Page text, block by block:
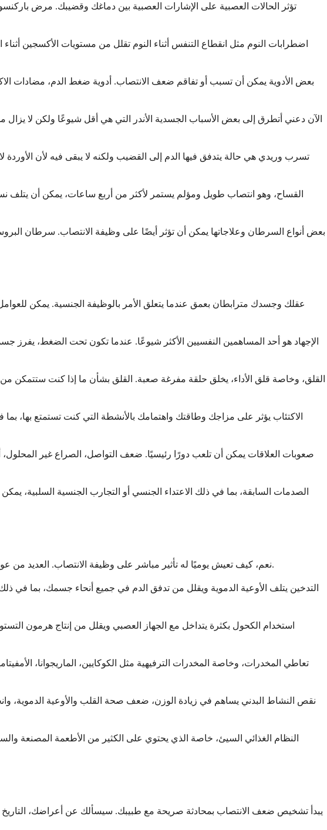
تؤثر الحالات العصبية على الإشارات العصبية بين دماغك وقضيبك. مرض
اضطرابات النوم مثل انقطاع التنفس أثناء النوم تقلل من مستويات الأكسجين
بعض الأدوية يمكن أن تسبب أو تفاقم ضعف الانتصاب. أدوية ضغط الدم، مضادات
الآن دعني أتطرق إلى بعض الأسباب الجسدية الأندر التي هي أقل شيوعًا ولكن لا
تسرب وريدي هي حالة يتدفق فيها الدم إلى القضيب ولكنه لا يبقى فيه لأن
القساح، وهو انتصاب طويل ومؤلم يستمر لأكثر من أربع ساعات، يمكن أن يتلف
بعض أنواع السرطان وعلاجاتها يمكن أن تؤثر أيضًا على وظيفة الانتصاب. سرطان
عقلك وجسدك مترابطان بعمق عندما يتعلق الأمر بالوظيفة الجنسية. يمكن
الإجهاد هو أحد المساهمين النفسيين الأكثر شيوعًا. عندما تكون تحت الضغط، يفرز
القلق، وخاصة قلق الأداء، يخلق حلقة مفرغة صعبة. القلق بشأن ما إذا كنت ستتمكن
الاكتئاب يؤثر على مزاجك وطاقتك واهتمامك بالأنشطة التي كنت تستمتع بها،
صعوبات العلاقات يمكن أن تلعب دورًا رئيسيًا. ضعف التواصل، الصراع غير
الصدمات السابقة، بما في ذلك الاعتداء الجنسي أو التجارب الجنسية
نعم، كيف تعيش يوميًا له تأثير مباشر على وظيفة الانتصاب. العديد من عوامل نمط الحياة في متناول السيطرة، مما يعني أن تغييرها يمكن أن يؤدي إلى تحسينات ملموسة. دعني أستعرض معك أبرزها.
التدخين يتلف الأوعية الدموية ويقلل من تدفق الدم في جميع أنحاء جسمك، بما في
استخدام الكحول بكثرة يتداخل مع الجهاز العصبي ويقلل من إنتاج هرمون
تعاطي المخدرات، وخاصة المخدرات الترفيهية مثل الكوكايين، الماريجوانا،
نقص النشاط البدني يساهم في زيادة الوزن، ضعف صحة القلب والأوعية الدموية،
النظام الغذائي السيئ، خاصة الذي يحتوي على الكثير من الأطعمة المصنعة
يبدأ تشخيص ضعف الانتصاب بمحادثة صريحة مع طبيبك. سيسألك عن أعراضك، التاريخ